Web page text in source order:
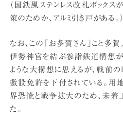
（国鉄風ステンレス改札ボック
策のためか、アルミ引き戸がある。）
なお、この「お多賀さん」こと多賀
伊勢神宮を結ぶ参詣鉄道構想が
ような大構想に思えるが、戦前
敷設免許を下付されている。用
界恐慌と戦争拡大のため、未着
た。